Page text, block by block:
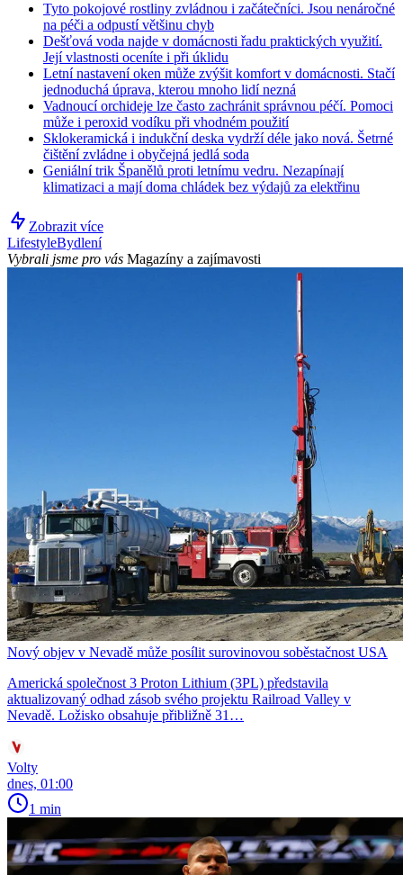
Tyto pokojové rostliny zvládnou i začátečníci. Jsou nenáročné
na péči a odpustí většinu chyb
Dešťová voda najde v domácnosti řadu praktických využití.
Její vlastnosti oceníte i při úklidu
Letní nastavení oken může zvýšit komfort v domácnosti. Stačí
jednoduchá úprava, kterou mnoho lidí nezná
Vadnoucí orchideje lze často zachránit správnou péčí. Pomoci
může i peroxid vodíku při vhodném použití
Sklokeramická i indukční deska vydrží déle jako nová. Šetrné
čištění zvládne i obyčejná jedlá soda
Geniální trik Španělů proti letnímu vedru. Nezapínají
klimatizaci a mají doma chládek bez výdajů za elektřinu
Zobrazit více
LifestyleBydlení
Vybrali jsme pro vás Magazíny a zajímavosti
Nový objev v Nevadě může posílit surovinovou soběstačnost USA
Americká společnost 3 Proton Lithium (3PL) představila
aktualizovaný odhad zásob svého projektu Railroad Valley v
Nevadě. Ložisko obsahuje přibližně 31…
Volty
dnes, 01:00
1 min